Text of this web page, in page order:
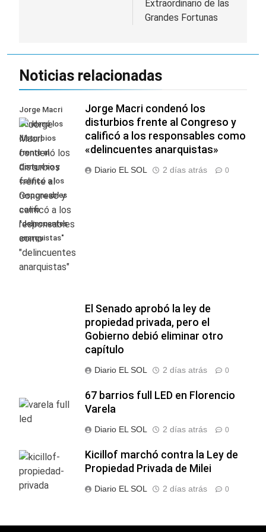
Extraordinario de las
Grandes Fortunas
Noticias relacionadas
Jorge Macri
condenó los
disturbios
frente al
Congreso y
calificó a los
responsables
como
"delincuentes
anarquistas"
Jorge Macri condenó los
disturbios frente al Congreso y
calificó a los responsables como
«delincuentes anarquistas»
Diario EL SOL 2 días atrás 0
El Senado aprobó la ley de
propiedad privada, pero el
Gobierno debió eliminar otro
capítulo
Diario EL SOL 2 días atrás 0
67 barrios full LED en Florencio
Varela
Diario EL SOL 2 días atrás 0
Kicillof marchó contra la Ley de
Propiedad Privada de Milei
Diario EL SOL 2 días atrás 0